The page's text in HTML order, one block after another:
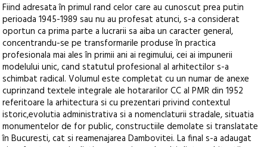
Fiind adresata în primul rand celor care au cunoscut prea putin
perioada 1945-1989 sau nu au profesat atunci, s-a considerat
oportun ca prima parte a lucrarii sa aiba un caracter general,
concentrandu-se pe transformarile produse în practica
profesionala mai ales în primii ani ai regimului, cei ai impunerii
modelului unic, cand statutul profesional al arhitectilor s-a
schimbat radical. Volumul este completat cu un numar de anexe
cuprinzand textele integrale ale hotararilor CC al PMR din 1952
referitoare la arhitectura si cu prezentari privind contextul
istoric,evolutia administrativa si a nomenclaturii stradale, situatia
monumentelor de for public, constructiile demolate si translatate
în Bucuresti, cat si reamenajarea Dambovitei. La final s-a adaugat